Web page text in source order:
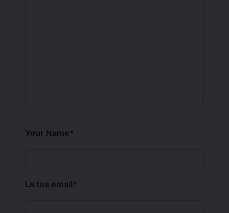
Your Name*
La tua email*